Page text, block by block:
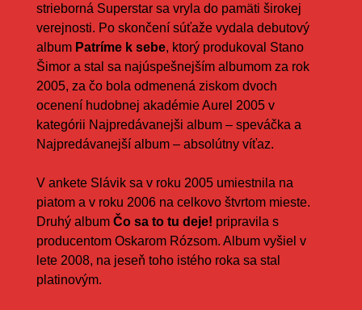
strieborná Superstar sa vryla do pamäti širokej
verejnosti. Po skončení súťaže vydala debutový
album Patríme k sebe, ktorý produkoval Stano
Šimor a stal sa najúspešnejším albumom za rok
2005, za čo bola odmenená ziskom dvoch
ocenení hudobnej akadémie Aurel 2005 v
kategórii Najpredávanejši album – speváčka a
Najpredávanejší album – absolútny víťaz.
V ankete Slávik sa v roku 2005 umiestnila na
piatom a v roku 2006 na celkovo štvrtom mieste.
Druhý album Čo sa to tu deje! pripravila s
producentom Oskarom Rózsom. Album vyšiel v
lete 2008, na jeseň toho istého roka sa stal
platinovým.